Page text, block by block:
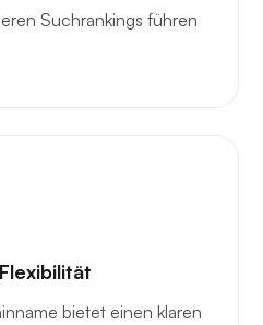
Suchrankings führen
bietet einen klaren